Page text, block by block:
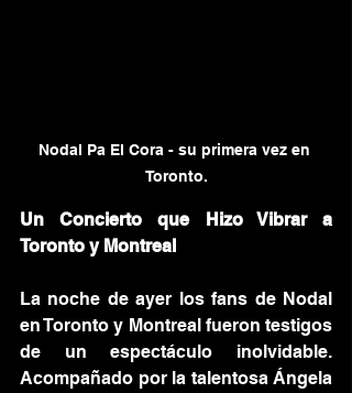
Nodal Pa El Cora - su primera vez en
Toronto.
Un Concierto que Hizo Vibrar a
Toronto y Montreal
La noche de ayer los fans de Nodal
en Toronto y Montreal fueron testigos
de un espectáculo inolvidable.
Acompañado por la talentosa Ángela